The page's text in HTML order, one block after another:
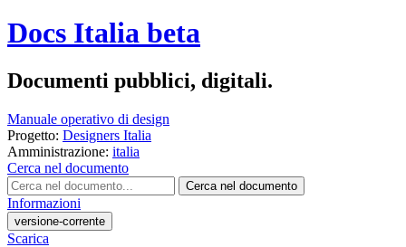
Docs Italia beta
Documenti pubblici, digitali.
Manuale operativo di design
Progetto: Designers Italia
Amministrazione: italia
Cerca nel documento
Cerca nel documento
Informazioni
versione-corrente
Scarica